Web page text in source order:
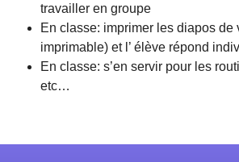
travailler en groupe
En classe: imprimer les diapos de
imprimable) et l’ élève répond
En classe: s’en servir pour les
etc…